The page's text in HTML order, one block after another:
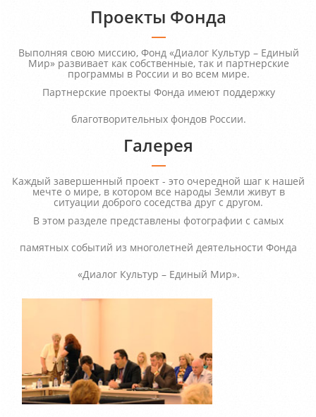
Проекты Фонда
Выполняя свою миссию, Фонд «Диалог Культур – Единый
Мир» развивает как собственные, так и партнерские
программы в России и во всем мире.
Партнерские проекты Фонда имеют поддержку
благотворительных фондов России.
Галерея
Каждый завершенный проект - это очередной шаг к нашей
мечте о мире, в котором все народы Земли живут в
ситуации доброго соседства друг с другом.
В этом разделе представлены фотографии с самых
памятных событий из многолетней деятельности Фонда
«Диалог Культур – Единый Мир».